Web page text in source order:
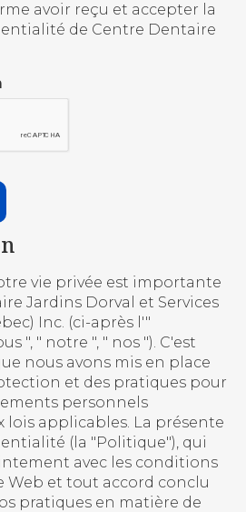
avoir reçu et accepter la
de Centre Dentaire
vie privée est importante
Jardins Dorval et Services
Inc. (ci-après l'"
", " notre ", " nos "). C'est
nous avons mis en place
et des pratiques pour
personnels
applicables. La présente
(la "Politique"), qui
avec les conditions
Web et tout accord conclu
pratiques en matière de